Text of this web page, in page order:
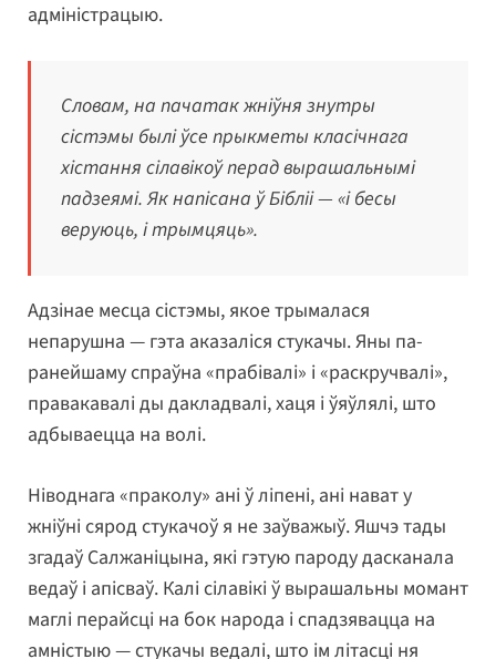
адміністрацыю.
Словам, на пачатак жніўня знутры
сістэмы былі ўсе прыкметы класічнага
хістання сілавікоў перад вырашальнымі
падзеямі. Як напісана ў Бібліі — «і бесы
веруюць, і трымцяць».
Адзінае месца сістэмы, якое трымалася
непарушна — гэта аказаліся стукачы. Яны па-
ранейшаму спраўна «прабівалі» і «раскручвалі»,
правакавалі ды дакладвалі, хаця і ўяўлялі, што
адбываецца на волі.
Ніводнага «праколу» ані ў ліпені, ані нават у
жніўні сярод стукачоў я не заўважыў. Яшчэ тады
згадаў Салжаніцына, які гэтую пароду дасканала
ведаў і апісваў. Калі сілавікі ў вырашальны момант
маглі перайсці на бок народа і спадзявацца на
амністыю — стукачы ведалі, што ім літасці ня